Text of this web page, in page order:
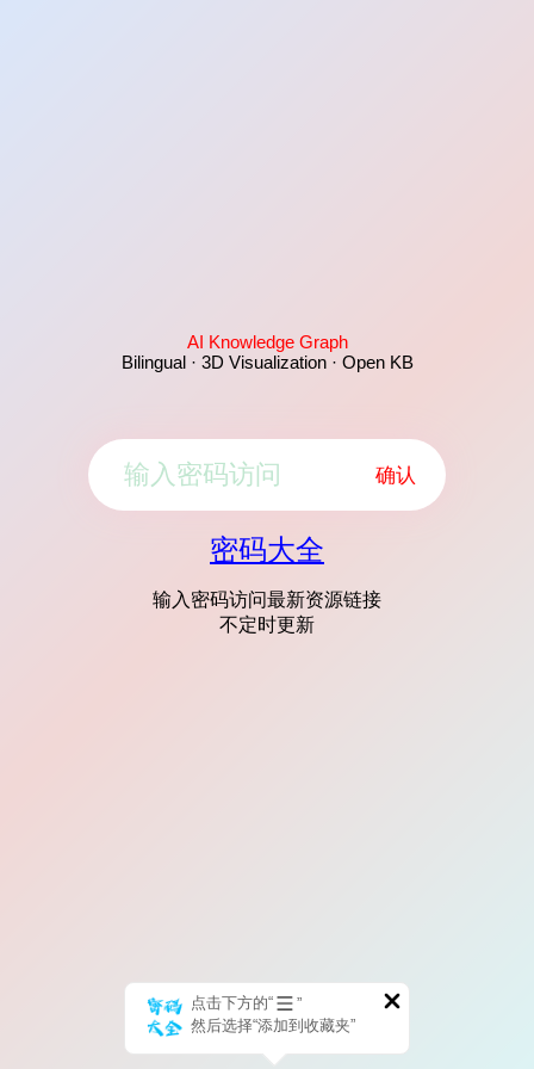
AI Knowledge Graph
Bilingual · 3D Visualization · Open KB
确认
密码大全
输入密码访问最新资源链接
不定时更新
点击下方的“
”
然后选择“添加到收藏夹”